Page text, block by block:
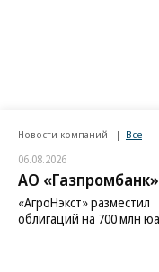
Новости компаний Все
06.08.2026
АО «Газпромбанк»
«АгроНэкст» разместил
облигаций на 700 млн